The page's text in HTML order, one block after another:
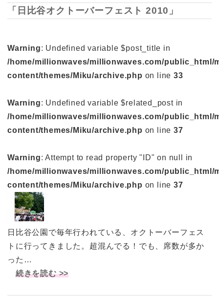
「日比谷オクトーバーフェスト 2010」
Warning: Undefined variable $post_title in
/home/millionwaves/millionwaves.com/public_html/
content/themes/Miku/archive.php on line33
Warning: Undefined variable $related_post in
/home/millionwaves/millionwaves.com/public_html/
content/themes/Miku/archive.php on line37
Warning: Attempt to read property "ID" on null in
/home/millionwaves/millionwaves.com/public_html/
content/themes/Miku/archive.php on line37
日比谷公園で毎年行われている、オクトーバーフェス
トに行ってきました。超混んでる！でも、席数が多か
った…
続きを読む >>